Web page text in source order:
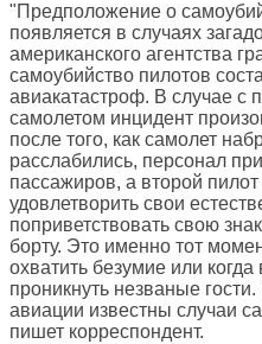
"Предположение о
появляется в случаях
американского агентства
самоубийство пилотов
авиакатастроф. В случае с
самолетом инцидент
после того, как самолет
расслабились, персонал
пассажиров, а второй
удовлетворить свои
поприветствовать свою
борту. Это именно тот
охватить безумие или когда
проникнуть незваные
авиации известны случаи
пишет корреспондент.